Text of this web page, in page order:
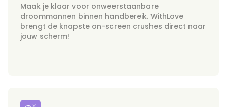
Maak je klaar voor onweerstaanbare
droommannen binnen handbereik. WithLove
brengt de knapste on-screen crushes direct naar
jouw scherm!